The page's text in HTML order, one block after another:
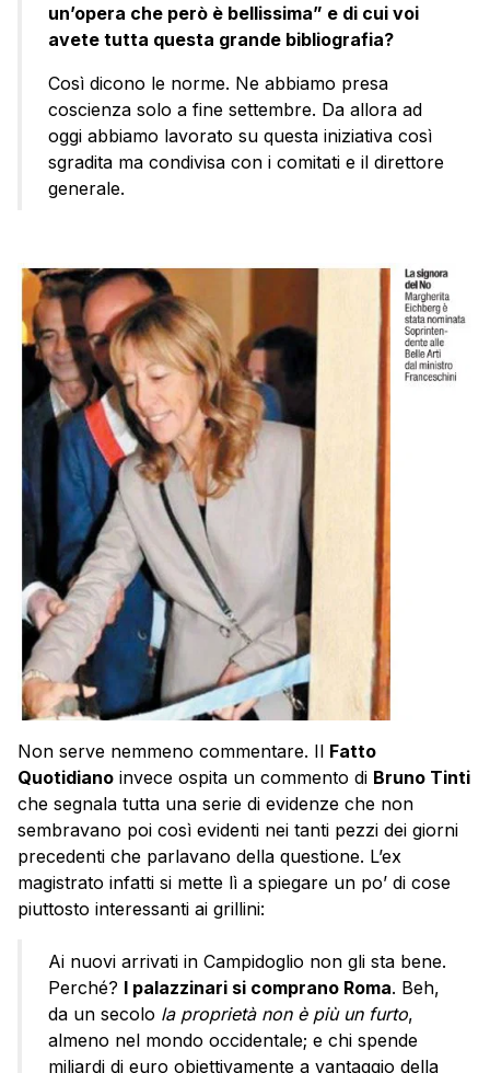
un’opera che però è bellissima” e di cui voi
avete tutta questa grande bibliografia?
Così dicono le norme. Ne abbiamo presa
coscienza solo a fine settembre. Da allora ad
oggi abbiamo lavorato su questa iniziativa così
sgradita ma condivisa con i comitati e il direttore
generale.
Non serve nemmeno commentare. Il Fatto
Quotidiano invece ospita un commento di Bruno Tinti
che segnala tutta una serie di evidenze che non
sembravano poi così evidenti nei tanti pezzi dei giorni
precedenti che parlavano della questione. L’ex
magistrato infatti si mette lì a spiegare un po’ di cose
piuttosto interessanti ai grillini:
Ai nuovi arrivati in Campidoglio non gli sta bene.
Perché? I palazzinari si comprano Roma. Beh,
da un secolo la proprietà non è più un furto,
almeno nel mondo occidentale; e chi spende
miliardi di euro obiettivamente a vantaggio della